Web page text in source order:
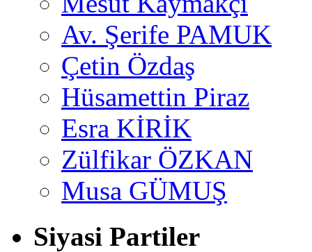
Av. Şerife PAMUK
Çetin Özdaş
Hüsamettin Piraz
Esra KİRİK
Zülfikar ÖZKAN
Musa GÜMUŞ
Siyasi Partiler